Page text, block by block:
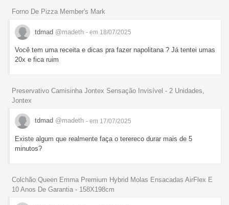
Forno De Pizza Member's Mark
tdmad @madeth - em 18/07/2025
Você tem uma receita e dicas pra fazer napolitana ? Já tentei umas
20x e fica ruim
Preservativo Camisinha Jontex Sensação Invisível - 2 Unidades,
Jontex
tdmad @madeth - em 17/07/2025
Existe algum que realmente faça o terereco durar mais de 5
minutos?
Colchão Queen Emma Premium Hybrid Molas Ensacadas AirFlex E
10 Anos De Garantia - 158X198cm